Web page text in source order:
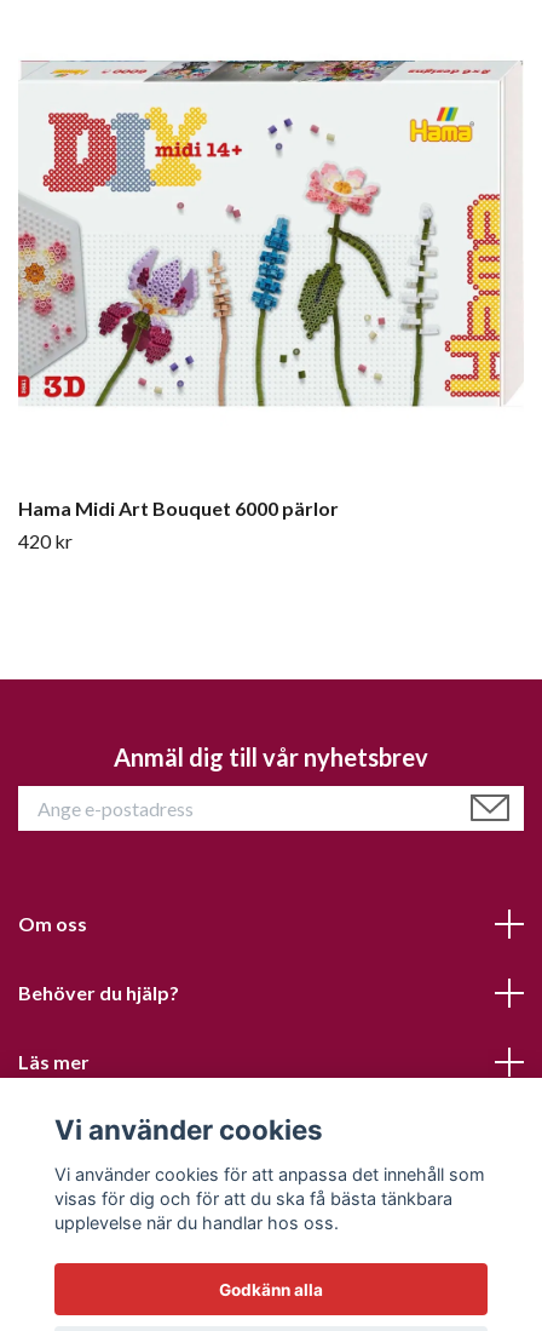
Hama Midi Art Bouquet 6000 pärlor
420 kr
Anmäl dig till vår nyhetsbrev
Om oss
Behöver du hjälp?
Läs mer
Sociala medier
Vi använder cookies
Vi använder cookies för att anpassa det innehåll som
visas för dig och för att du ska få bästa tänkbara
upplevelse när du handlar hos oss.
Godkänn alla